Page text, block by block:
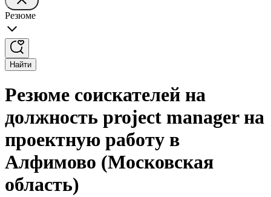
Резюме
Найти
Резюме соискателей на
должность project manager на
проектную работу в
Алфимово (Московская
область)